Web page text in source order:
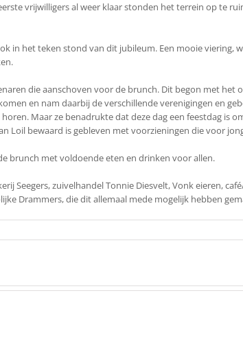
vrijwilligers al weer klaar stonden het terrein op te
in het teken stond van dit jubileum. Een mooie viering,
die aanschoven voor de brunch. Dit begon met
en nam daarbij de verschillende verenigingen en
Maar ze benadrukte dat deze dag een feestdag is
Loil bewaard is gebleven met voorzieningen die voor
brunch met voldoende eten en drinken voor allen.
Seegers, zuivelhandel Tonnie Diesvelt, Vonk eieren,
Drammers, die dit allemaal mede mogelijk hebben